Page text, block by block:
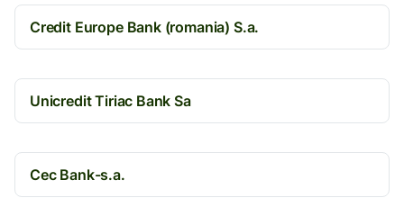
Credit Europe Bank (romania) S.a.
Unicredit Tiriac Bank Sa
Cec Bank-s.a.